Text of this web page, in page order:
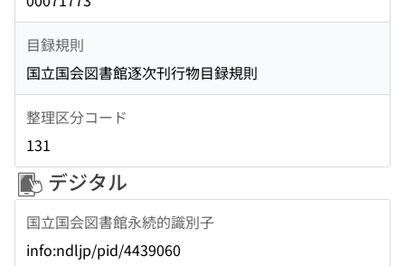
目録規則
国立国会図書館逐次刊行物目録規則
整理区分コード
131
デジタル
国立国会図書館永続的識別子
info:ndljp/pid/4439060